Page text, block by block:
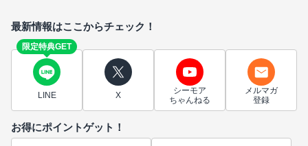
最新情報はここからチェック！
限定特典GET
LINE X
シーモア
ちゃんねる
メルマガ
登録
お得にポイントゲット！